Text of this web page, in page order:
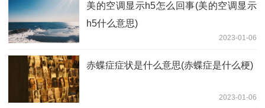
美的空调显示h5怎么回事(美的空调显示
h5什么意思)
2023-01-06
赤蝶症症状是什么意思(赤蝶症是什么梗)
2023-01-06